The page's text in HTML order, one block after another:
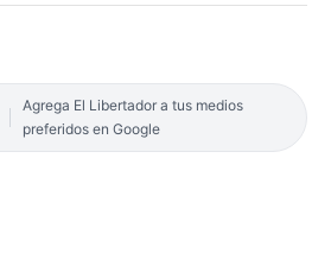
Agrega El Libertador a tus medios
preferidos en Google